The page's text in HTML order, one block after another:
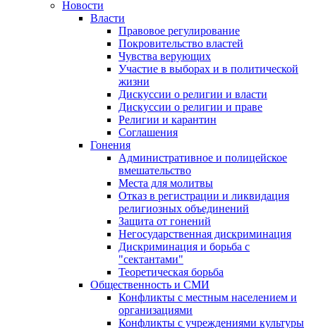
Новости
Власти
Правовое регулирование
Покровительство властей
Чувства верующих
Участие в выборах и в политической
жизни
Дискуссии о религии и власти
Дискуссии о религии и праве
Религии и карантин
Соглашения
Гонения
Административное и полицейское
вмешательство
Места для молитвы
Отказ в регистрации и ликвидация
религиозных объединений
Защита от гонений
Негосударственная дискриминация
Дискриминация и борьба с
"сектантами"
Теоретическая борьба
Общественность и СМИ
Конфликты с местным населением и
организациями
Конфликты с учреждениями культуры